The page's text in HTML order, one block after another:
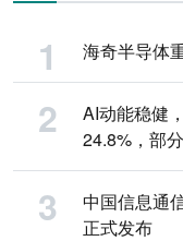
海奇半导体
AI动能稳健
24.8%，部
中国信息通
正式发布